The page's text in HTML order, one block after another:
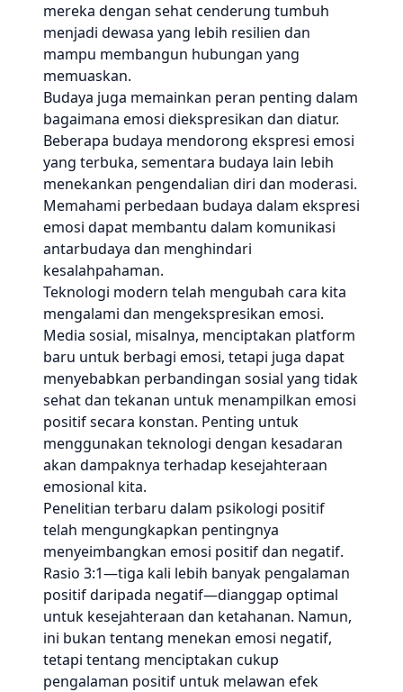
mereka dengan sehat cenderung tumbuh
menjadi dewasa yang lebih resilien dan
mampu membangun hubungan yang
memuaskan.
Budaya juga memainkan peran penting dalam
bagaimana emosi diekspresikan dan diatur.
Beberapa budaya mendorong ekspresi emosi
yang terbuka, sementara budaya lain lebih
menekankan pengendalian diri dan moderasi.
Memahami perbedaan budaya dalam ekspresi
emosi dapat membantu dalam komunikasi
antarbudaya dan menghindari
kesalahpahaman.
Teknologi modern telah mengubah cara kita
mengalami dan mengekspresikan emosi.
Media sosial, misalnya, menciptakan platform
baru untuk berbagi emosi, tetapi juga dapat
menyebabkan perbandingan sosial yang tidak
sehat dan tekanan untuk menampilkan emosi
positif secara konstan. Penting untuk
menggunakan teknologi dengan kesadaran
akan dampaknya terhadap kesejahteraan
emosional kita.
Penelitian terbaru dalam psikologi positif
telah mengungkapkan pentingnya
menyeimbangkan emosi positif dan negatif.
Rasio 3:1—tiga kali lebih banyak pengalaman
positif daripada negatif—dianggap optimal
untuk kesejahteraan dan ketahanan. Namun,
ini bukan tentang menekan emosi negatif,
tetapi tentang menciptakan cukup
pengalaman positif untuk melawan efek